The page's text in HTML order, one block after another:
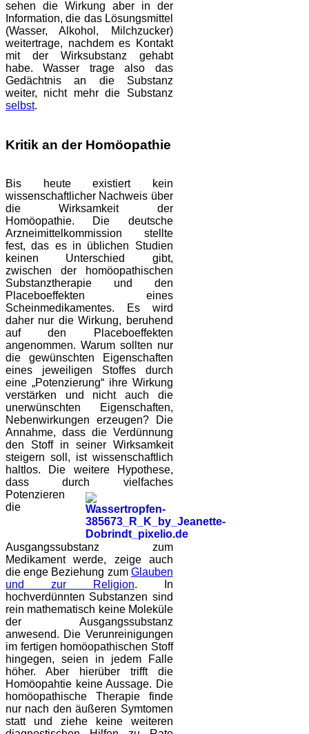
sehen die Wirkung aber in der
Information, die das Lösungsmittel
(Wasser, Alkohol, Milchzucker)
weitertrage, nachdem es Kontakt
mit der Wirksubstanz gehabt
habe. Wasser trage also das
Gedächtnis an die Substanz
weiter, nicht mehr die Substanz
selbst.
Kritik an der Homöopathie
Bis heute existiert kein
wissenschaftlicher Nachweis über
die Wirksamkeit der
Homöopathie. Die deutsche
Arzneimittelkommission stellte
fest, das es in üblichen Studien
keinen Unterschied gibt,
zwischen der homöopathischen
Substanztherapie und den
Placeboeffekten eines
Scheinmedikamentes. Es wird
daher nur die Wirkung, beruhend
auf den Placeboeffekten
angenommen. Warum sollten nur
die gewünschten Eigenschaften
eines jeweiligen Stoffes durch
eine „Potenzierung“ ihre Wirkung
verstärken und nicht auch die
unerwünschten Eigenschaften,
Nebenwirkungen erzeugen? Die
Annahme, dass die Verdünnung
den Stoff in seiner Wirksamkeit
steigern soll, ist wissenschaftlich
haltlos. Die weitere Hypothese,
dass durch vielfaches
Potenzieren
die
Ausgangssubstanz zum
Medikament werde, zeige auch
die enge Beziehung zum Glauben
und zur Religion. In
hochverdünnten Substanzen sind
rein mathematisch keine Moleküle
der Ausgangssubstanz
anwesend. Die Verunreinigungen
im fertigen homöopathischen Stoff
hingegen, seien in jedem Falle
höher. Aber hierüber trifft die
Homöopahtie keine Aussage. Die
homöopathische Therapie finde
nur nach den äußeren Symtomen
statt und ziehe keine weiteren